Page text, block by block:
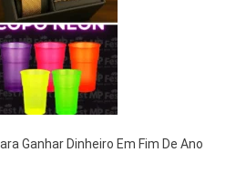
Ganhar Dinheiro Em Fim De Ano